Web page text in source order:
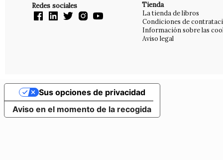
Redes sociales Tienda
La tienda de libros
Condiciones de
Información sobre las
Aviso legal
Aviso en el momento de la recogida
Sus opciones de privacidad